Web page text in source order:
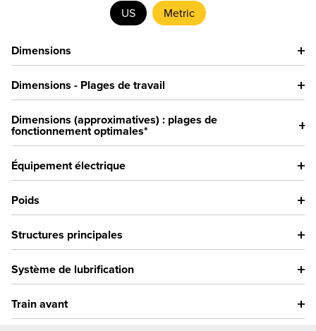
US Metric
Dimensions
Dimensions - Plages de travail
Dimensions (approximatives) : plages de
fonctionnement optimales*
Équipement électrique
Poids
Structures principales
Système de lubrification
Train avant